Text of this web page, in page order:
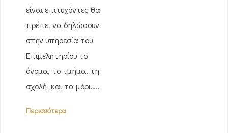
είναι επιτυχόντες θα
πρέπει να δηλώσουν
στην υπηρεσία του
Επιμελητηρίου το
όνομα, το τμήμα, τη
σχολή και τα μόρι…..
Περισσότερα